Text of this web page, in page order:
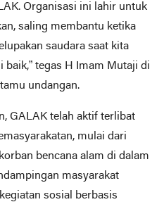
Organisasi ini lahir untuk
saling membantu ketika
saudara saat kita
tegas H Imam Mutaji di
undangan.
GALAK telah aktif terlibat
mulai dari
bencana alam di dalam
masyarakat
sosial berbasis